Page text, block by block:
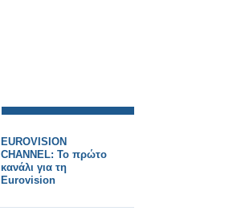
EUROVISION
CHANNEL: Το πρώτο
κανάλι για τη
Eurovision